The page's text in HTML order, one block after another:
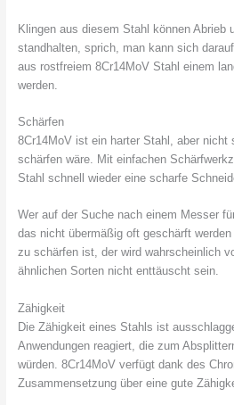
Klingen aus diesem Stahl können Abrieb
standhalten, sprich, man kann sich
aus rostfreiem 8Cr14MoV Stahl einem
werden.
Schärfen
8Cr14MoV ist ein harter Stahl, aber nicht
schärfen wäre. Mit einfachen
Stahl schnell wieder eine scharfe
Wer auf der Suche nach einem Messer
das nicht übermäßig oft geschärft
zu schärfen ist, der wird wahrscheinlich
ähnlichen Sorten nicht enttäuscht sein.
Zähigkeit
Die Zähigkeit eines Stahls ist
Anwendungen reagiert, die zum
würden. 8Cr14MoV verfügt dank des
Zusammensetzung über eine gute